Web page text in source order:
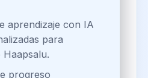
recaudos y
y transparencia en